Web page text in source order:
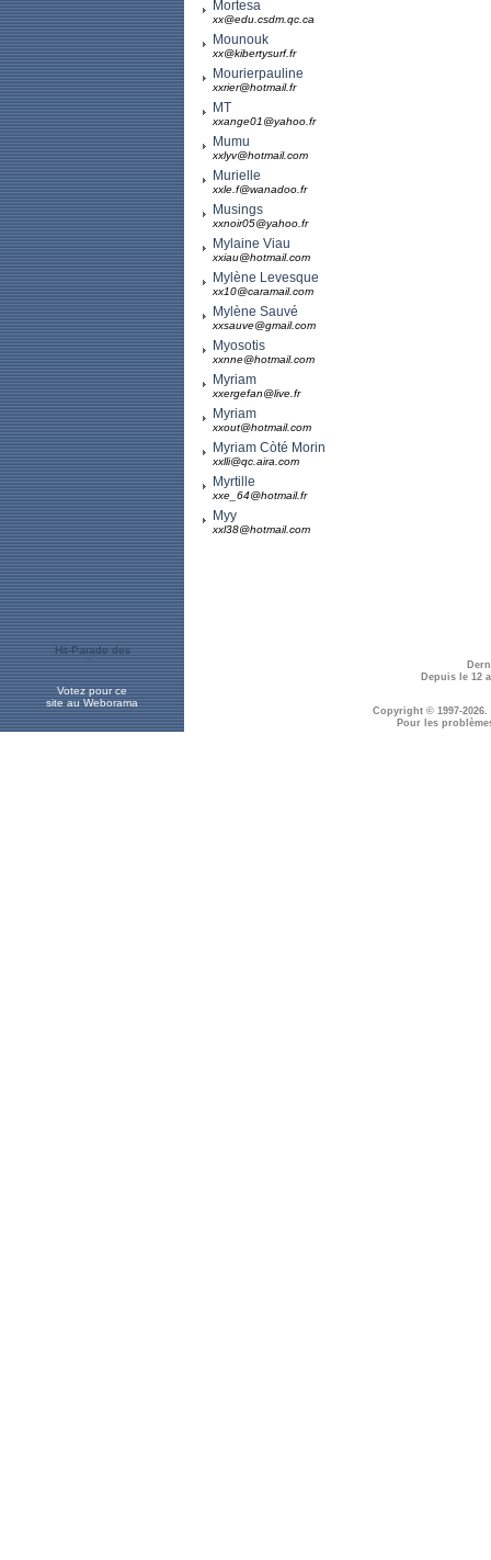
Mortesa
xx@edu.csdm.qc.ca
Mounouk
xx@kibertysurf.fr
Mourierpauline
xxrier@hotmail.fr
MT
xxange01@yahoo.fr
Mumu
xxlyv@hotmail.com
Murielle
xxle.f@wanadoo.fr
Musings
xxnoir05@yahoo.fr
Mylaine Viau
xxiau@hotmail.com
Mylène Levesque
xx10@caramail.com
Mylène Sauvé
xxsauve@gmail.com
Myosotis
xxnne@hotmail.com
Myriam
xxergefan@live.fr
Myriam
xxout@hotmail.com
Myriam Còté Morin
xxlli@qc.aira.com
Myrtille
xxe_64@hotmail.fr
Myy
xxl38@hotmail.com
Votez pour ce
site au Weborama
Depuis le 12
Copyright © 1997-2026.
Pour les